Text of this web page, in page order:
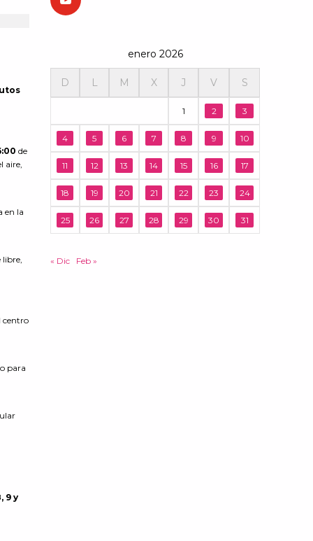
de
aire,
en la
libre,
centro
para
9 y
enero 2026
D L M X J V S
1 2 3
4 5 6 7 8 9 10
11 12 13 14 15 16 17
18 19 20 21 22 23 24
25 26 27 28 29 30 31
« Dic Feb »